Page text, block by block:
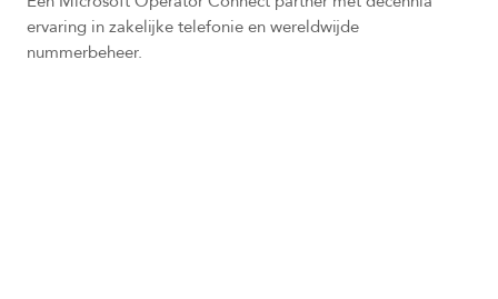
ervaring in zakelijke telefonie en wereldwijde
nummerbeheer.